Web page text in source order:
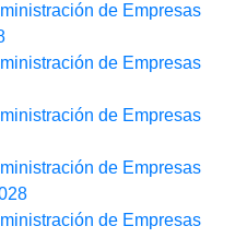
de Empresas
de Empresas
de Empresas
de Empresas
de Empresas